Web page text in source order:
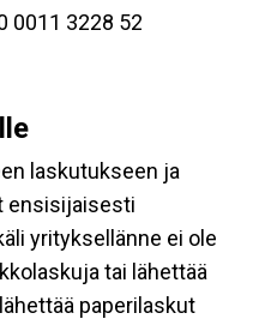
0011 3228 52
laskutukseen ja
ensisijaisesti
yrityksellänne ei ole
tai lähettää
paperilaskut